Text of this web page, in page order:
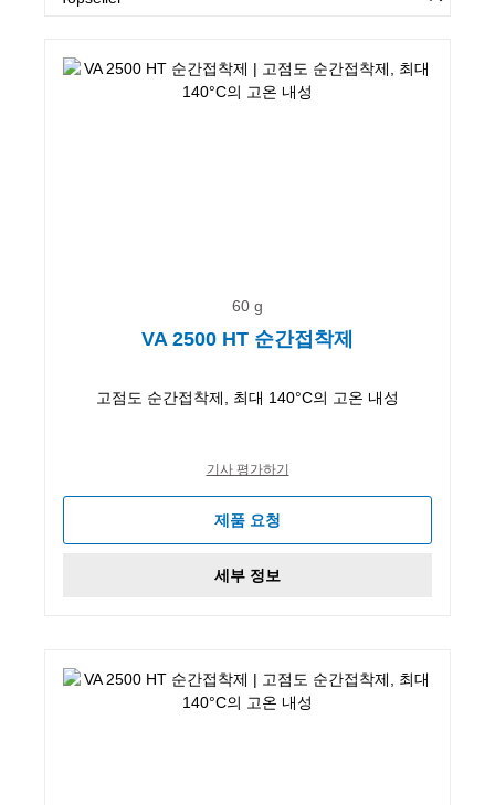
60 g
VA 2500 HT 순간접착제
고점도 순간접착제, 최대 140°C의 고온 내성
기사 평가하기
제품 요청
세부 정보